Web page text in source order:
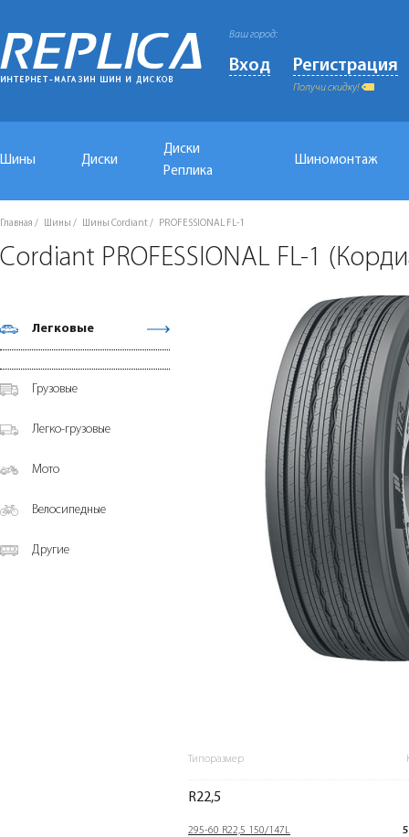
Ваш город:
Вход Регистрация
Получи скидку!
Шины Диски
Диски
Реплика
Шиномонтаж
Главная Шины Шины Cordiant PROFESSIONAL FL-1
Cordiant PROFESSIONAL FL-1
Легковые
Грузовые
Легко-грузовые
Мото
Велосипедные
Другие
Типоразмер
R22,5
295-60 R22,5 150/147L